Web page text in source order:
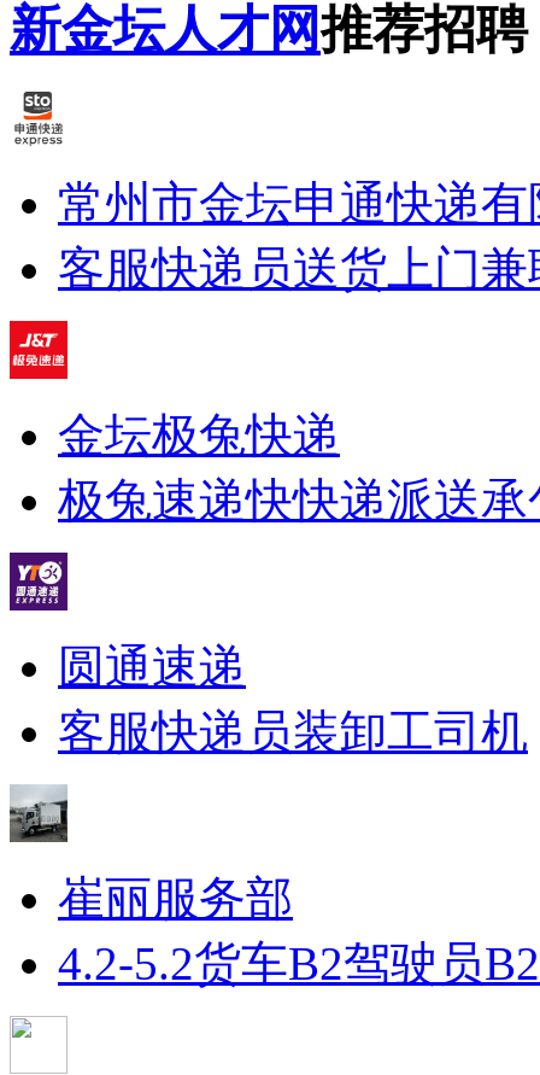
新金坛人才网推荐招聘
常州市金坛申通快递
客服快递员送货上门
金坛极兔快递
极兔速递快快递派送承
圆通速递
客服快递员装卸工司机
崔丽服务部
4.2-5.2货车B2驾驶员